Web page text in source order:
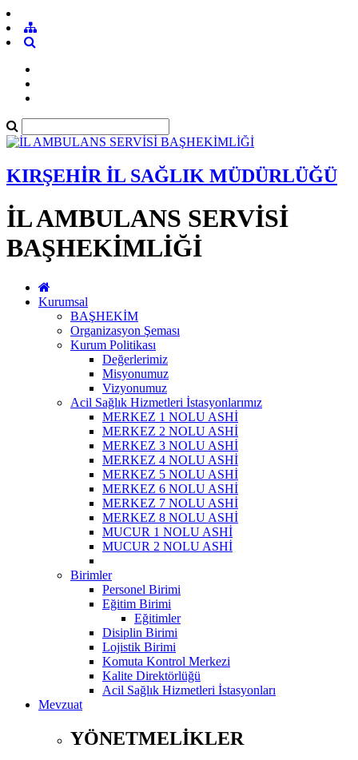
KIRŞEHİR İL SAĞLIK MÜDÜRLÜĞÜ
İL AMBULANS SERVİSİ
BAŞHEKİMLİĞİ
Kurumsal
BAŞHEKİM
Organizasyon Şeması
Kurum Politikası
Değerlerimiz
Misyonumuz
Vizyonumuz
Acil Sağlık Hizmetleri İstasyonlarımız
MERKEZ 1 NOLU ASHİ
MERKEZ 2 NOLU ASHİ
MERKEZ 3 NOLU ASHİ
MERKEZ 4 NOLU ASHİ
MERKEZ 5 NOLU ASHİ
MERKEZ 6 NOLU ASHİ
MERKEZ 7 NOLU ASHİ
MERKEZ 8 NOLU ASHİ
MUCUR 1 NOLU ASHİ
MUCUR 2 NOLU ASHİ
Birimler
Personel Birimi
Eğitim Birimi
Eğitimler
Disiplin Birimi
Lojistik Birimi
Komuta Kontrol Merkezi
Kalite Direktörlüğü
Acil Sağlık Hizmetleri İstasyonları
Mevzuat
YÖNETMELİKLER